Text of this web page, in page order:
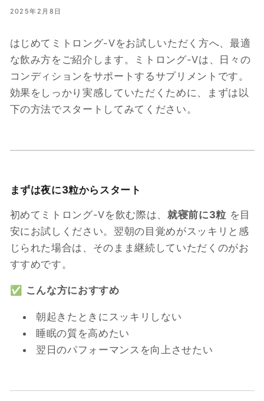
2025年2月8日
はじめてミトロング-Vをお試しいただく方へ、最適
な飲み方をご紹介します。ミトロング-Vは、日々の
コンディションをサポートするサプリメントです。
効果をしっかり実感していただくために、まずは以
下の方法でスタートしてみてください。
まずは夜に3粒からスタート
初めてミトロング-Vを飲む際は、就寝前に3粒 を目
安にお試しください。翌朝の目覚めがスッキリと感
じられた場合は、そのまま継続していただくのがお
すすめです。
✅ こんな方におすすめ
朝起きたときにスッキリしない
睡眠の質を高めたい
翌日のパフォーマンスを向上させたい